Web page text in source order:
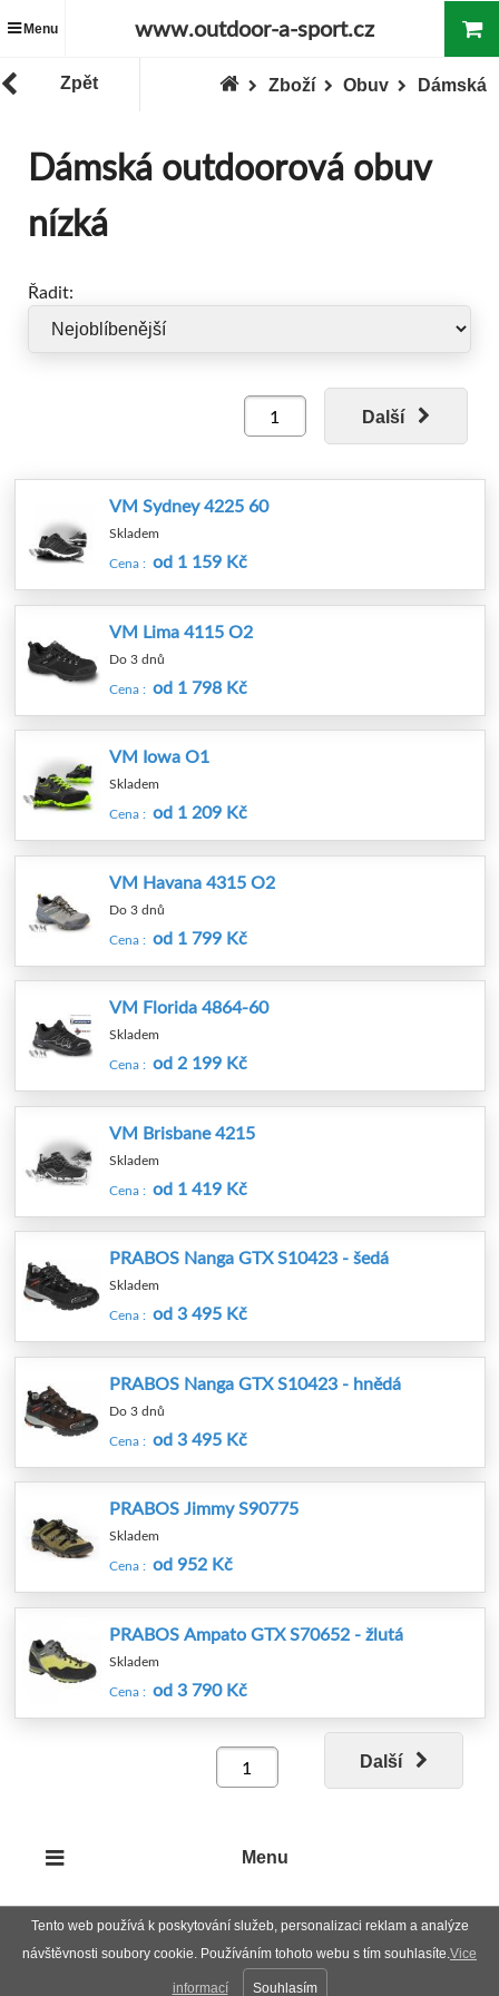
Tento web používá k poskytování služeb, personalizaci reklam a analýze
návštěvnosti soubory cookie. Používáním tohoto webu s tím souhlasíte.Vice
informací Souhlasím
Menu www.outdoor-a-sport.cz
Zpět Dámská
Obuv
Zboží
Dámská outdoorová obuv
nízká
Řadit:
Další
VM Sydney 4225 60
Skladem
Cena : od 1 159 Kč
VM Lima 4115 O2
Do 3 dnů
Cena : od 1 798 Kč
VM Iowa O1
Skladem
Cena : od 1 209 Kč
VM Havana 4315 O2
Do 3 dnů
Cena : od 1 799 Kč
VM Florida 4864-60
Skladem
Cena : od 2 199 Kč
VM Brisbane 4215
Skladem
Cena : od 1 419 Kč
PRABOS Nanga GTX S10423 - šedá
Skladem
Cena : od 3 495 Kč
PRABOS Nanga GTX S10423 - hnědá
Do 3 dnů
Cena : od 3 495 Kč
PRABOS Jimmy S90775
Skladem
Cena : od 952 Kč
PRABOS Ampato GTX S70652 - žlutá
Skladem
Cena : od 3 790 Kč
Další
Menu